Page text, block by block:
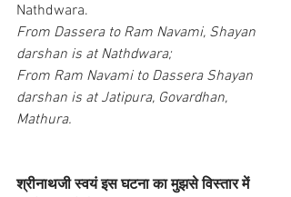
Nathdwara.
From Dassera to Ram Navami, Shayan
darshan is at Nathdwara;
From Ram Navami to Dassera Shayan
darshan is at Jatipura, Govardhan,
Mathura.
श्रीनाथजी स्वयं इस घटना का मुझसे विस्तार में